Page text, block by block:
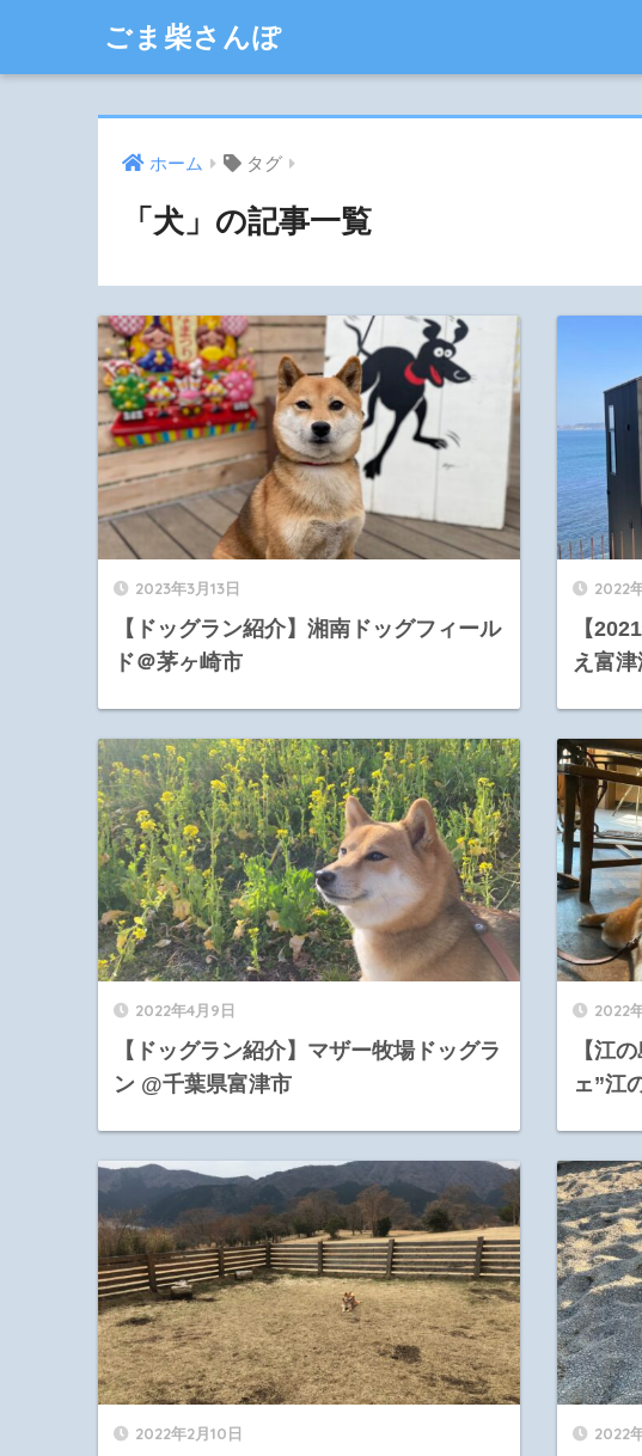
ごま柴さんぽ
ホーム タグ
「犬」の記事一覧
2023年3月13日
【ドッグラン紹介】湘南ドッグフィール
ド＠茅ヶ崎市
2022
【
え富
2022年4月9日
【ドッグラン紹介】マザー牧場ドッグラ
ン @千葉県富津市
2022
【江
ェ”江
2022年2月10日 2022